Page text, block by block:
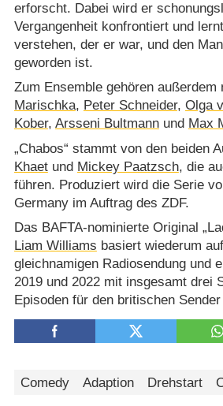
erforscht. Dabei wird er
Vergangenheit konfrontiert und
verstehen, der er war, und den
geworden ist.
Zum Ensemble gehören außerdem
Marischka, Peter Schneider, Olga
Kober, Arsseni Bultmannund Max
„Chabos“ stammt von den beiden
Khaetund Mickey Paatzsch, die
führen. Produziert wird die Serie
Germany im Auftrag des ZDF.
Das BAFTA-nominierte Original
Liam Williams basiert wiederum
gleichnamigen Radiosendung und
2019 und 2022 mit insgesamt drei
Episoden für den britischen
Comedy Adaption Drehstart